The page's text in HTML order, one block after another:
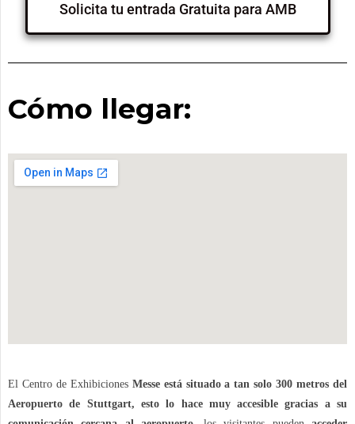
Solicita tu entrada Gratuita para AMB
Cómo llegar:
El Centro de Exhibiciones Messe está situado a tan solo 300 metros del
Aeropuerto de Stuttgart, esto lo hace muy accesible gracias a su